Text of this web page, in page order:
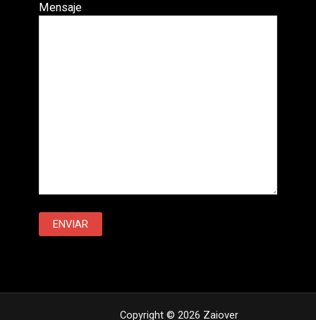
Mensaje
Copyright © 2026 Zaiover